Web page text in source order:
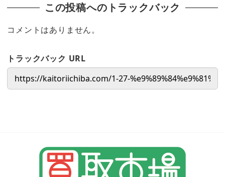
この投稿へのトラックバック
コメントはありません。
トラックバック URL